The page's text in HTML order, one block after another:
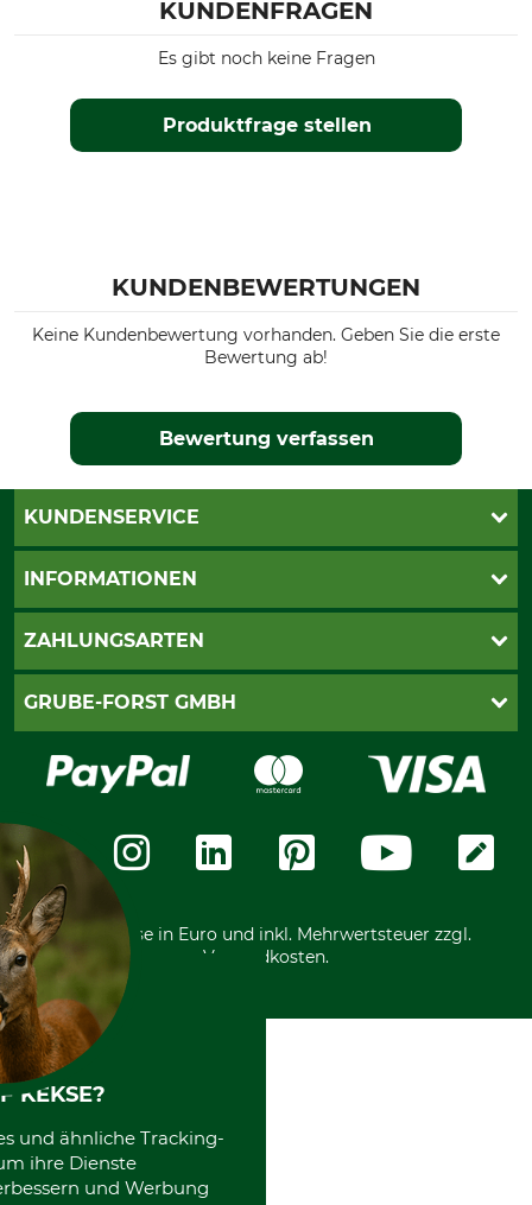
KUNDENFRAGEN
Produktfrage stellen
Es gibt noch keine Fragen
KUNDENBEWERTUNGEN
Keine Kundenbewertung vorhanden. Geben Sie die erste
Bewertung ab!
Bewertung verfassen
KUNDENSERVICE
Katalogbestellung
INFORMATIONEN
AGB
Widerrufsformular
Zahlungsarten
ZAHLUNGSARTEN
PayPal
Rechnung
Vorkasse
GRUBE-FORST GMBH
Karriere
Über uns
Community
International
*Alle Preise in Euro und inkl. Mehrwertsteuer zzgl.
Versandkosten.
KEKSE?
und ähnliche Tracking-
ihre Dienste
und Werbung